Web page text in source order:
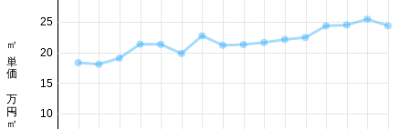
10
15
20
25
㎡単価 万円/㎡